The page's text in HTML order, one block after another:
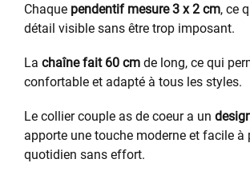
Chaque pendentif mesure 3 x 2 cm, ce
détail visible sans être trop imposant.
La chaîne fait 60 cm de long, ce qui
confortable et adapté à tous les styles.
Le collier couple as de coeur a un
apporte une touche moderne et facile à
quotidien sans effort.